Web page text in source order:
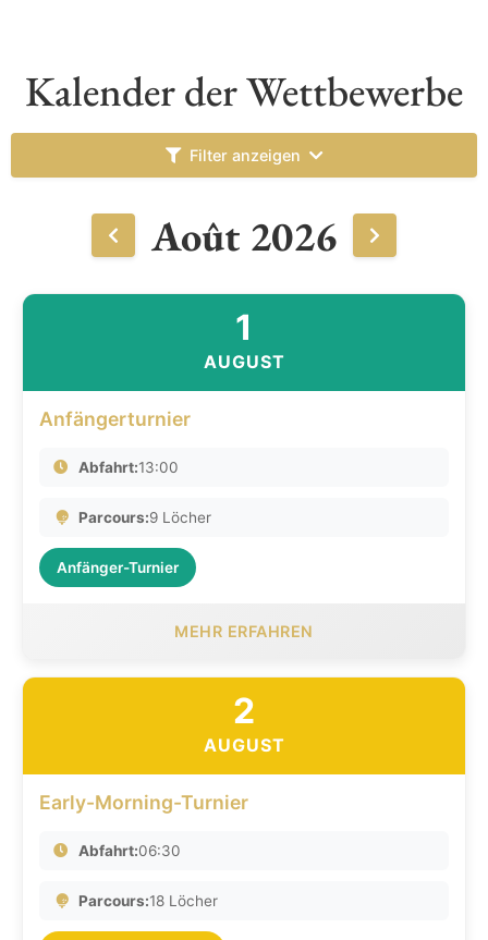
Kalender der Wettbewerbe
Filter anzeigen
Août 2026
1
AUGUST
Anfängerturnier
Abfahrt:13:00
Parcours:9 Löcher
Anfänger-Turnier
MEHR ERFAHREN
2
AUGUST
Early-Morning-Turnier
Abfahrt:06:30
Parcours:18 Löcher